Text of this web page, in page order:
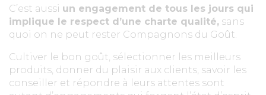
C’est aussi un engagement de tous les jours qui
implique le respect d’une charte qualité, sans
quoi on ne peut rester Compagnons du Goût.
Cultiver le bon goût, sélectionner les meilleurs
produits, donner du plaisir aux clients, savoir les
conseiller et répondre à leurs attentes sont